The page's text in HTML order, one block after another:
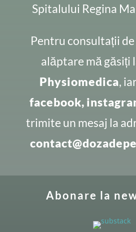
Spitalului Regina
Pentru consultații
alăptare mă găsiți
Physiomedica,
facebook,
trimite un mesaj la
Abonare la